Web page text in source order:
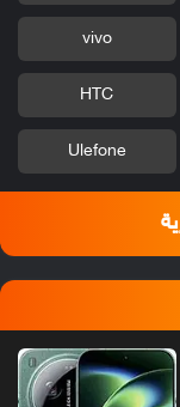
vivo
HTC
Ulefone